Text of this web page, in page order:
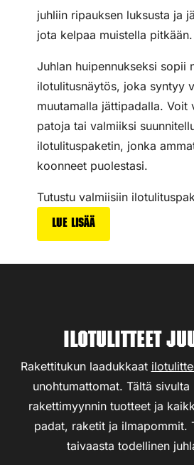
juhliin ripauksen luksusta ja
jota kelpaa muistella pitkään.
Juhlan huipennukseksi sopii
ilotulitusnäytös, joka syntyy
muutamalla jättipadalla. Voit
patoja tai valmiiksi
ilotulituspaketin, jonka
koonneet puolestasi.
Tutustu valmiisiin
Lue lisää
Ilotulitteet
Rakettitukun laadukkaat
unohtumattomat. Tältä
rakettimyynnin tuotteet ja
padat, raketit ja ilmapommit.
taivaasta todellinen